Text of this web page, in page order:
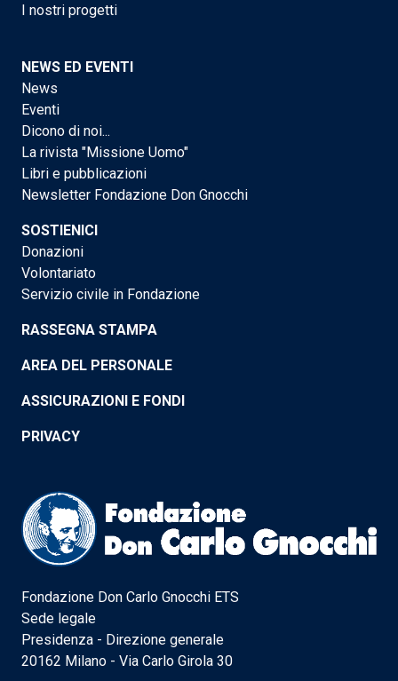
I nostri progetti
NEWS ED EVENTI
News
Eventi
Dicono di noi...
La rivista "Missione Uomo"
Libri e pubblicazioni
Newsletter Fondazione Don Gnocchi
SOSTIENICI
Donazioni
Volontariato
Servizio civile in Fondazione
RASSEGNA STAMPA
AREA DEL PERSONALE
ASSICURAZIONI E FONDI
PRIVACY
Fondazione Don Carlo Gnocchi ETS
Sede legale
Presidenza - Direzione generale
20162 Milano - Via Carlo Girola 30